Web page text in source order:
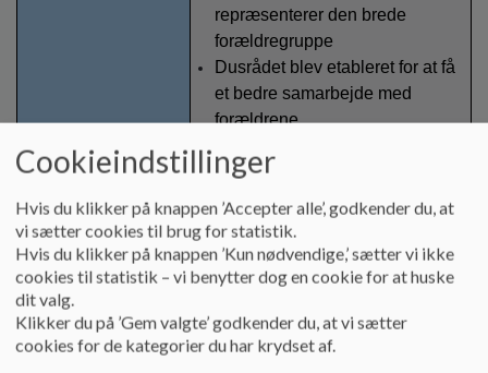
repræsenterer den brede
forældregruppe
Dusrådet blev etableret for at få
et bedre samarbejde med
forældrene
mærke der sker ændringer og
forbedringer som stammer fra
dusrådet
Bedsteforældrekaffe
input til arrangementer
Der aftales
Dusrådet forpligter sig på en
Cookieindstillinger
Hvis du klikker på knappen ’Accepter alle’, godkender du, at
vi sætter cookies til brug for statistik.
Hvis du klikker på knappen ’Kun nødvendige,’ sætter vi ikke
cookies til statistik – vi benytter dog en cookie for at huske
dit valg.
Klikker du på ’Gem valgte’ godkender du, at vi sætter
cookies for de kategorier du har krydset af.